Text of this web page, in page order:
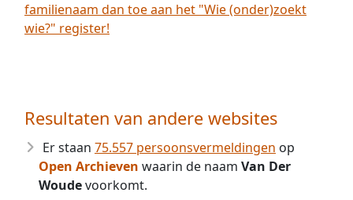
familienaam dan toe aan het "Wie (onder)zoekt
wie?" register!
Resultaten van andere websites
Er staan 75.557 persoonsvermeldingen op
Open Archieven waarin de naam Van Der
Woudevoorkomt.